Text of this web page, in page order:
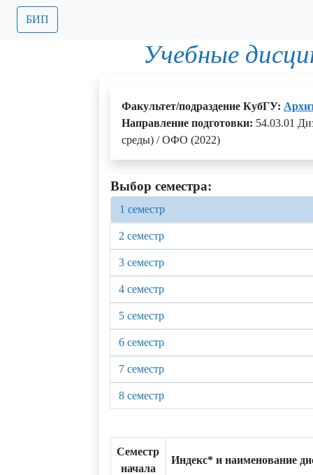
БИП
Учебные
Факультет/подраздение КубГУ:
Направление подготовки: 54.03.01
среды) / ОФО (2022)
Выбор семестра:
1 семестр
2 семестр
3 семестр
4 семестр
5 семестр
6 семестр
7 семестр
8 семестр
Семестр
начала
Индекс* и наименование